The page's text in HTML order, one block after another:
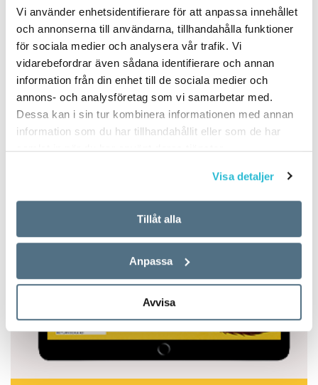
Vi använder enhetsidentifierare för att anpassa innehållet
och annonserna till användarna, tillhandahålla funktioner
för sociala medier och analysera vår trafik. Vi
vidarebefordrar även sådana identifierare och annan
information från din enhet till de sociala medier och
annons- och analysföretag som vi samarbetar med.
Dessa kan i sin tur kombinera informationen med annan
information som du har tillhandahållit eller som de har
samlat in när du har använt deras tjänster.
Visa detaljer
Tillåt alla
Anpassa
Avvisa